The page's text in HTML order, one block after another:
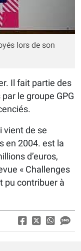
lors de son
Il fait partie des
le groupe GPG
vient de se
en 2004. est la
d’euros,
« Challenges
pu contribuer à